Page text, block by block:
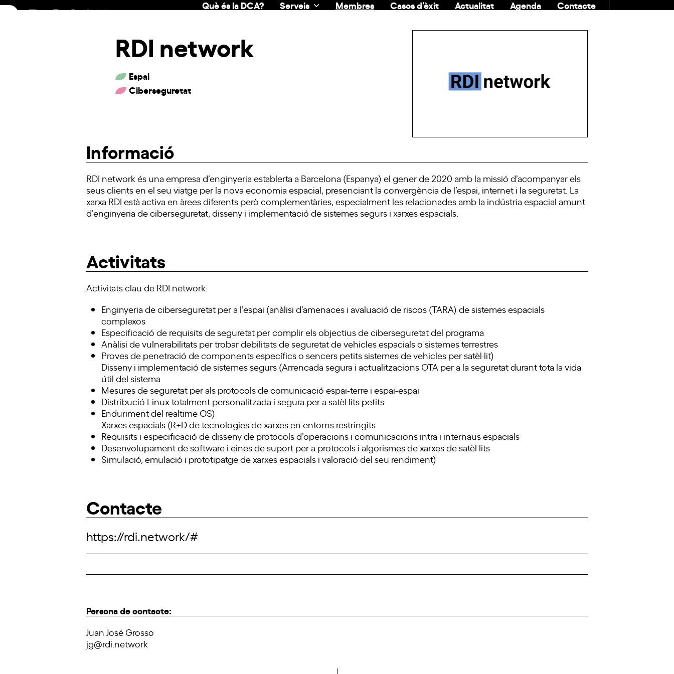
Skip
Què és la DCA? Serveis Membres Casos d’èxit Actualitat Agenda
Contacte
RDI network
Espai
Ciberseguretat
Informació
RDI network és una empresa d’enginyeria establerta a Barcelona (Espanya) el gener de 2020 amb la missió d’acompanyar els
seus clients en el seu viatge per la nova economia espacial, presenciant la convergència de l’espai, internet i la seguretat. La
xarxa RDI està activa en àrees diferents però complementàries, especialment les relacionades amb la indústria espacial amunt
d’enginyeria de ciberseguretat, disseny i implementació de sistemes segurs i xarxes espacials.
Activitats
Activitats clau de RDI network:
Enginyeria de ciberseguretat per a l’espai (anàlisi d’amenaces i avaluació de riscos (TARA) de sistemes espacials
complexos
Especificació de requisits de seguretat per complir els objectius de ciberseguretat del programa
Anàlisi de vulnerabilitats per trobar debilitats de seguretat de vehicles espacials o sistemes terrestres
Proves de penetració de components específics o sencers petits sistemes de vehicles per satèl·lit)
Disseny i implementació de sistemes segurs (Arrencada segura i actualitzacions OTA per a la seguretat durant tota la vida
útil del sistema
Mesures de seguretat per als protocols de comunicació espai-terre i espai-espai
Distribució Linux totalment personalitzada i segura per a satèl·lits petits
Enduriment del realtime OS)
Xarxes espacials (R+D de tecnologies de xarxes en entorns restringits
Requisits i especificació de disseny de protocols d’operacions i comunicacions intra i internaus espacials
Desenvolupament de software i eines de suport per a protocols i algorismes de xarxes de satèl·lits
Simulació, emulació i prototipatge de xarxes espacials i valoració del seu rendiment)
Contacte
https://rdi.network/#
Persona de contacte:
Juan José Grosso
jg@rdi.network